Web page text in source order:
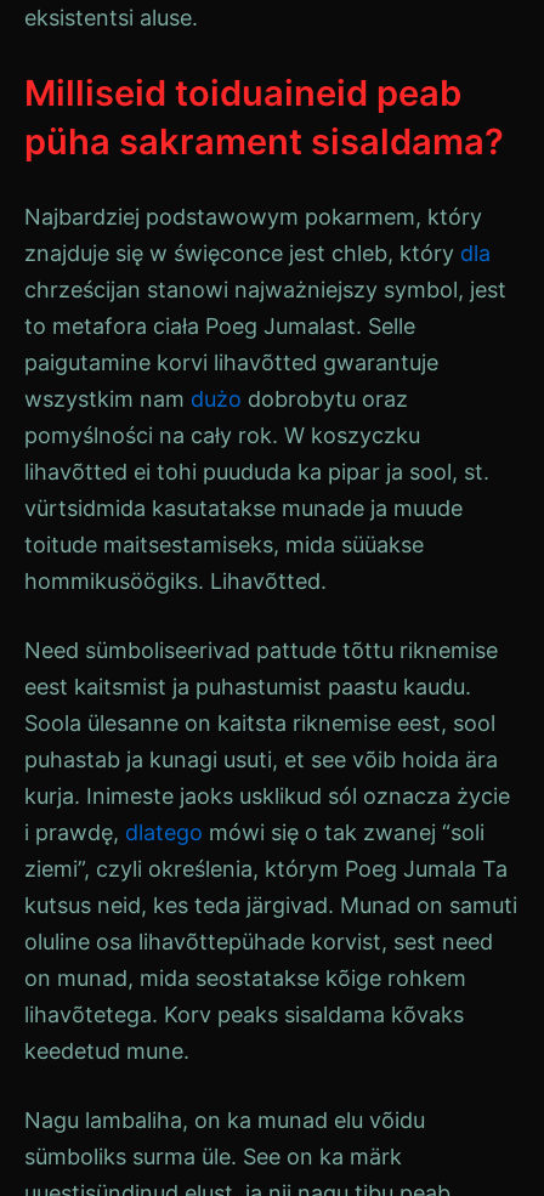
eksistentsi aluse.
Milliseid toiduaineid peab
püha sakrament sisaldama?
Najbardziej podstawowym pokarmem, który
znajduje się w święconce jest chleb, który dla
chrześcijan stanowi najważniejszy symbol, jest
to metafora ciała Poeg Jumalast. Selle
paigutamine korvi lihavõtted gwarantuje
wszystkim nam dużo dobrobytu oraz
pomyślności na cały rok. W koszyczku
lihavõtted ei tohi puududa ka pipar ja sool, st.
vürtsidmida kasutatakse munade ja muude
toitude maitsestamiseks, mida süüakse
hommikusöögiks. Lihavõtted.
Need sümboliseerivad pattude tõttu riknemise
eest kaitsmist ja puhastumist paastu kaudu.
Soola ülesanne on kaitsta riknemise eest, sool
puhastab ja kunagi usuti, et see võib hoida ära
kurja. Inimeste jaoks usklikud sól oznacza życie
i prawdę, dlatego mówi się o tak zwanej “soli
ziemi”, czyli określenia, którym Poeg Jumala Ta
kutsus neid, kes teda järgivad. Munad on samuti
oluline osa lihavõttepühade korvist, sest need
on munad, mida seostatakse kõige rohkem
lihavõtetega. Korv peaks sisaldama kõvaks
keedetud mune.
Nagu lambaliha, on ka munad elu võidu
sümboliks surma üle. See on ka märk